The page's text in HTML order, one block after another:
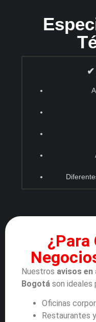
✔
¿Para
Nuestros avisos
Bogotá son ideales
Oficinas
Restaurantes